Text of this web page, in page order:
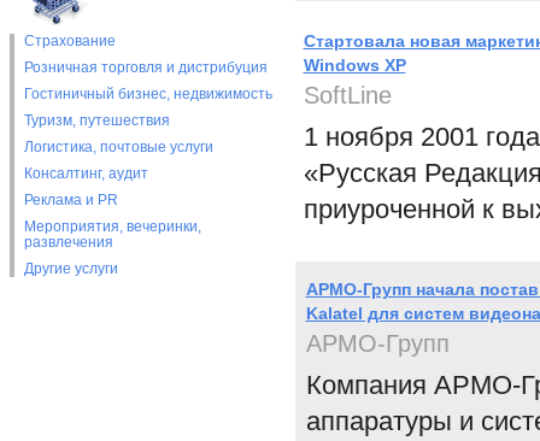
Страхование
Розничная торговля и дистрибуция
Гостиничный бизнес, недвижимость
Туризм, путешествия
Логистика, почтовые услуги
Консалтинг, аудит
Реклама и PR
Мероприятия, вечеринки,
развлечения
Другие услуги
Стартовала новая
Windows XP
SoftLine
1 ноября 2001
«Русская
приуроченной к
АРМО-Групп начала
Kalatel для систем
АРМО-Групп
Компания АРМО-
аппаратуры и